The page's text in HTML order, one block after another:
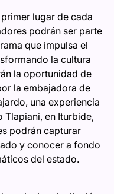
lugar de cada
podrán ser parte
que impulsa el
la cultura
la oportunidad de
la embajadora de
una experiencia
en Iturbide,
podrán capturar
y conocer a fondo
del estado.